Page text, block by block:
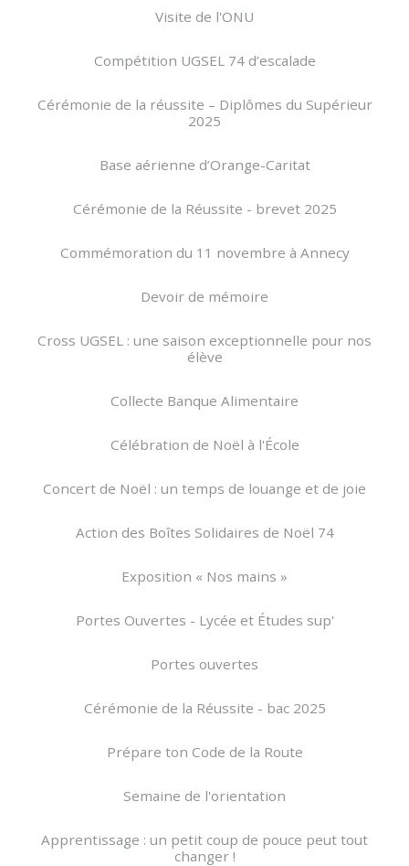
Visite de l'ONU
Compétition UGSEL 74 d’escalade
Cérémonie de la réussite – Diplômes du Supérieur
2025
Base aérienne d’Orange-Caritat
Cérémonie de la Réussite - brevet 2025
Commémoration du 11 novembre à Annecy
Devoir de mémoire
Cross UGSEL : une saison exceptionnelle pour nos
élève
Collecte Banque Alimentaire
Célébration de Noël à l'École
Concert de Noël : un temps de louange et de joie
Action des Boîtes Solidaires de Noël 74
Exposition « Nos mains »
Portes Ouvertes - Lycée et Études sup'
Portes ouvertes
Cérémonie de la Réussite - bac 2025
Prépare ton Code de la Route
Semaine de l'orientation
Apprentissage : un petit coup de pouce peut tout
changer !